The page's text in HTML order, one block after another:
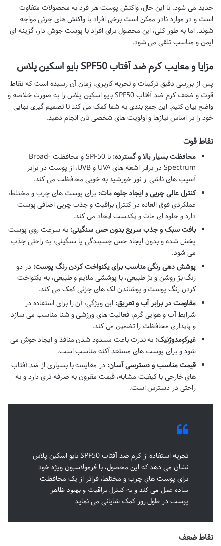
جدید می شود. با این حال، واکنش پوست هر فرد به محصولات متفاوت
است و در موارد نادر ممکن است برخی افراد با واکنش های جزئی مواجه
شوند. اما به طور کلی، این محصول برای افراد با پوست جوش دار، گزینه ای
ایمن و مناسب تلقی می شود.
مزایا و معایب کرم ضد آفتاب SPF50 بایو اسکین پلاس
پس از بررسی دقیق ترکیبات و تجربه کاربری، زمان آن رسیده است که نقاط
قوت و ضعف کرم ضد آفتاب SPF50 بایو اسکین پلاس را به صورت خلاصه و
واضح بیان کنیم. این جمع بندی به شما کمک می کند تا تصمیم گیری نهایی
خود را بر اساس نیازها و اولویت های شخصی تان انجام دهید.
نقاط قوت
محافظت بسیار بالا و گسترده:
با SPF50 و محافظت Broad-
Spectrum در برابر اشعه های UVA و UVB، از پوست در برابر
آسیب های ناشی از نور خورشید به خوبی محافظت می کند.
کنترل عالی چربی و ایجاد جلوه مات: برای پوست های چرب و مختلط،
عملکردی فوق العاده در کنترل براقیت و جذب چربی اضافی پوست
دارد و جلوه ای مات و یکدست ایجاد می کند.
بافت سبک و جذب سریع بدون حس سنگینی: به سرعت روی پوست
پخش شده و بدون ایجاد حس چسبندگی یا سنگینی، به راحتی جذب
می شود.
پوشش دهی رنگی مناسب برای یکنواخت کردن رنگ پوست: در دو
رنگ بژ روشن و بژ طبیعی، با پوششی ملایم و طبیعی، به یکنواخت
کردن رنگ پوست و پوشاندن لک های جزئی کمک می کند.
مقاومت در برابر آب و تعریق: این ویژگی، آن را برای استفاده در
شرایط آب و هوایی گرم، فعالیت های ورزشی و شنا مناسب می سازد
و پایداری محافظت را تضمین می کند.
غیرکومدوژنیک: به ندرت باعث مسدود شدن منافذ و ایجاد جوش می
شود و برای پوست های مستعد آکنه مناسب است.
قیمت مناسب و دسترسی آسان: در مقایسه با بسیاری از ضد آفتاب
های خارجی با کیفیت مشابه، قیمت مقرون به صرفه تری دارد و به
راحتی در دسترس است.
تجربه استفاده از کرم ضد آفتاب SPF50 بایو اسکین پلاس
نشان می دهد که این محصول، با فرمولاسیون ویژه خود
برای پوست های چرب و مختلط، فراتر از یک محافظت
ساده عمل می کند و به کنترل براقیت و بهبود ظاهر
پوست در طول روز کمک شایانی می نماید.
نقاط ضعف